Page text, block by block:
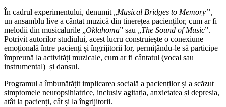
În cadrul experimentului, denumit „Musical Bridges to Memory”,
un ansamblu live a cântat muzică din tinerețea pacienților, cum ar fi
melodii din musicalurile „Oklahoma” sau „The Sound of Music”.
Potrivit autorilor studiului, acest lucru construiește o conexiune
emoțională între pacienți și îngrijitorii lor, permițându-le să participe
împreună la activități muzicale, cum ar fi cântatul (vocal sau
instrumental) și dansul.
Programul a îmbunătățit implicarea socială a pacienților și a scăzut
simptomele neuropsihiatrice, inclusiv agitația, anxietatea și depresia,
atât la pacienți, cât și la îngrijitorii.